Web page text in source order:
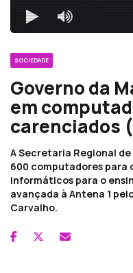
SOCIEDADE
Governo da
em
carenciados
A Secretaria Regional
600 computadores para
informáticos para o
avançada à Antena 1
Carvalho.